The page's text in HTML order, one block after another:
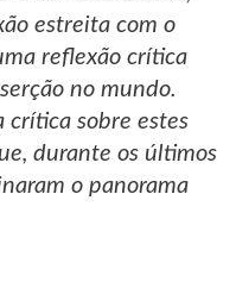
estreita com o
reflexão crítica
no mundo.
crítica sobre estes
durante os últimos
o panorama